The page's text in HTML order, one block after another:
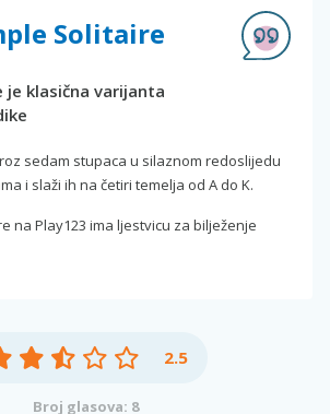
Solitaire
je klasična varijanta
sedam stupaca u silaznom redoslijedu
i slaži ih na četiri temelja od A do K.
na Play123 ima ljestvicu za bilježenje
2.5
Broj glasova: 8